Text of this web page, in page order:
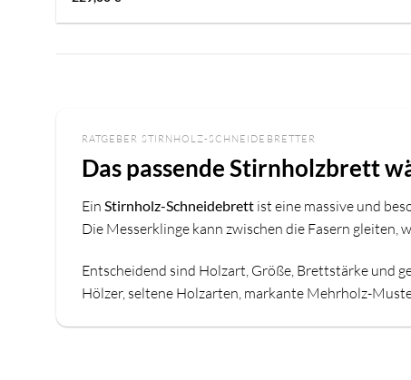
5
RATGEBER STIRNHOLZ-SCHNEIDEBRETTER
Das passende Stirnholzbrett
Ein Stirnholz-Schneidebrett ist eine massive und
Die Messerklinge kann zwischen die Fasern
Entscheidend sind Holzart, Größe, Brettstärke und
Hölzer, seltene Holzarten, markante Mehrholz-